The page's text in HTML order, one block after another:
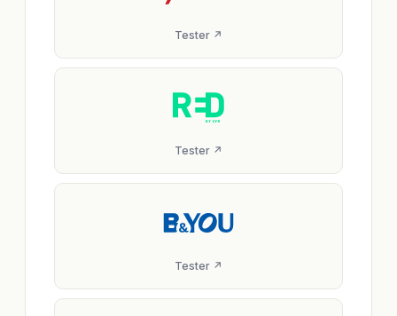
Tester ↗
Tester ↗
Tester ↗